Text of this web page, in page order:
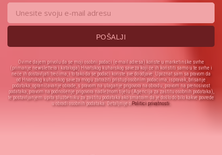
Ovime dajem privolu da se moji osobni podaci (e-mail adresa) koriste u marketinške svrhe
(primanje newslettera i kataloga) Hrvatskog kuharskog saveza koji će ih koristiti samo u te svrhe i
neće ih dostavljati trećima, i to tako da se podaci koriste sve do odjave. Upoznat sam sa pravom da
od Hrvatskog kuharskog saveza mogu zatražiti pristup osobnim podacima, ispravak, brisanje
podataka, ograničavanje obrade, s pravom na ulaganje prigovora na obradu, pravom na prenosivost
podataka, pravom na podnošenje prigovora nadležnom tijelu (Agencija za zaštitu osobnih podataka),
te postavljanjem upita službeniku za zaštitu podataka ako smatram da je došlo do bilo kakve povrede
u obradi osobnih podataka. Detaljnije o Politici privatnosti.